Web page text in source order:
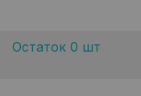
Остаток 0 шт